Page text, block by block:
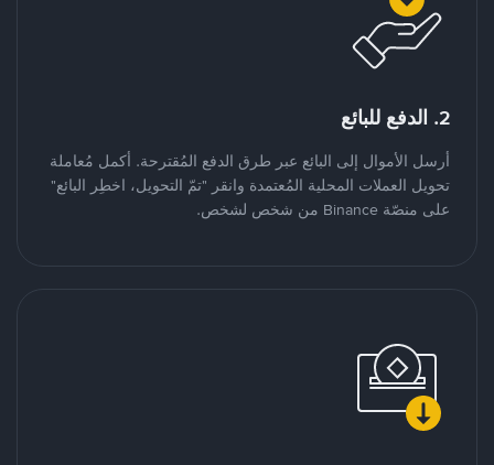
2. الدفع للبائع
أرسل الأموال إلى البائع عبر طرق الدفع المُقترحة. أكمل مُعاملة
تحويل العملات المحلية المُعتمدة وانقر "تمّ التحويل، اخطِر البائع"
على منصّة Binance من شخص لشخص.